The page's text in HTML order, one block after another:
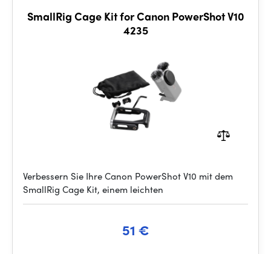
SmallRig Cage Kit for Canon PowerShot V10
4235
Verbessern Sie Ihre Canon PowerShot V10 mit dem
SmallRig Cage Kit, einem leichten
51 €